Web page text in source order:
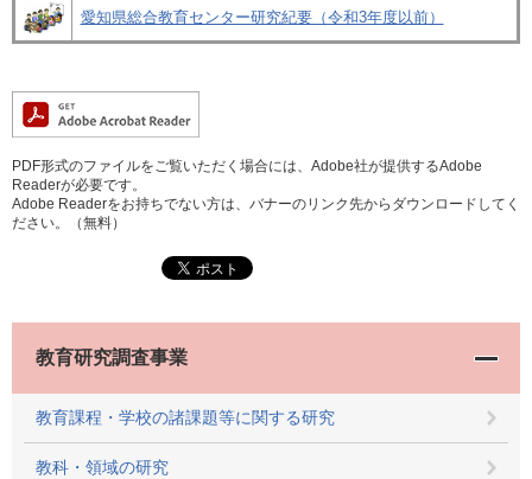
愛知県総合教育センター研究紀要（令和3年度以前）
PDF形式のファイルをご覧いただく場合には、Adobe社が提供するAdobe
Readerが必要です。
Adobe Readerをお持ちでない方は、バナーのリンク先からダウンロードしてく
ださい。（無料）
教育研究調査事業
教育課程・学校の諸課題等に関する研究
教科・領域の研究